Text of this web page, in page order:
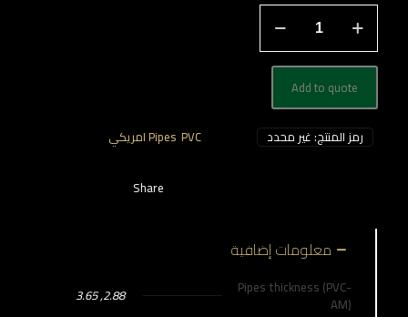
كمية
مواسير
صرف
2بوصه
Add to quote
رمز المنتج:غير محدد Pipes PVC امريكي
Share
معلومات إضافية
Pipes thickness (PVC-
AM)
2.88, 3.65